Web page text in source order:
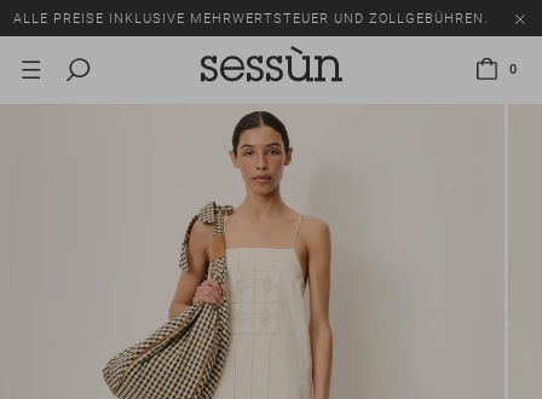
ALLE PREISE INKLUSIVE MEHRWERTSTEUER UND ZOLLGEBÜHREN.
SALE: BIS ZU -50% AUF EINE AUSWAHL AN ARTIKELN.
0